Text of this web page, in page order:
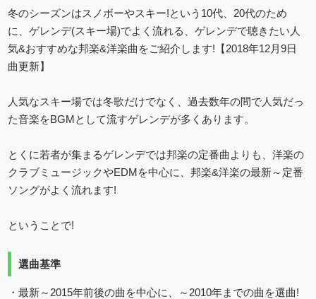
冬のシーズンはスノボーやスキー!という10代、20代のため
に、ゲレンデ(スキー場)でよく流れる、ゲレンデで聴きたい人
気&おすすめな邦楽&洋楽曲をご紹介します!【2018年12月9日
曲更新】
人気なスキー場では冬歌だけでなく、過去数年の間で人気だっ
た音楽をBGMとして流すゲレンデが多くあります。
とくに若者が集まるゲレンデでは邦楽の定番曲よりも、洋楽の
クラブミュージックやEDMを中心に、邦楽&洋楽の最新～定番
ソングがよく流れます!
ということで!
選曲基準
・最新～2015年前後の曲を中心に、～2010年までの曲を選曲!